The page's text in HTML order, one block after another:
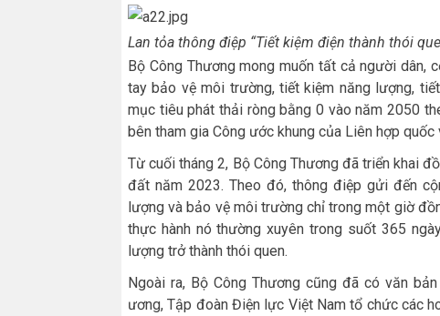
Lan tỏa thông điệp “Tiết kiệm điện thành thói
Bộ Công Thương mong muốn tất cả người dân,
tay bảo vệ môi trường, tiết kiệm năng lượng,
mục tiêu phát thải ròng bằng 0 vào năm 2050
bên tham gia Công ước khung của Liên hợp quốc
Từ cuối tháng 2, Bộ Công Thương đã triển khai
đất năm 2023. Theo đó, thông điệp gửi đến
lượng và bảo vệ môi trường chỉ trong một giờ
thực hành nó thường xuyên trong suốt 365
lượng trở thành thói quen.
Ngoài ra, Bộ Công Thương cũng đã có văn
ương, Tập đoàn Điện lực Việt Nam tổ chức các